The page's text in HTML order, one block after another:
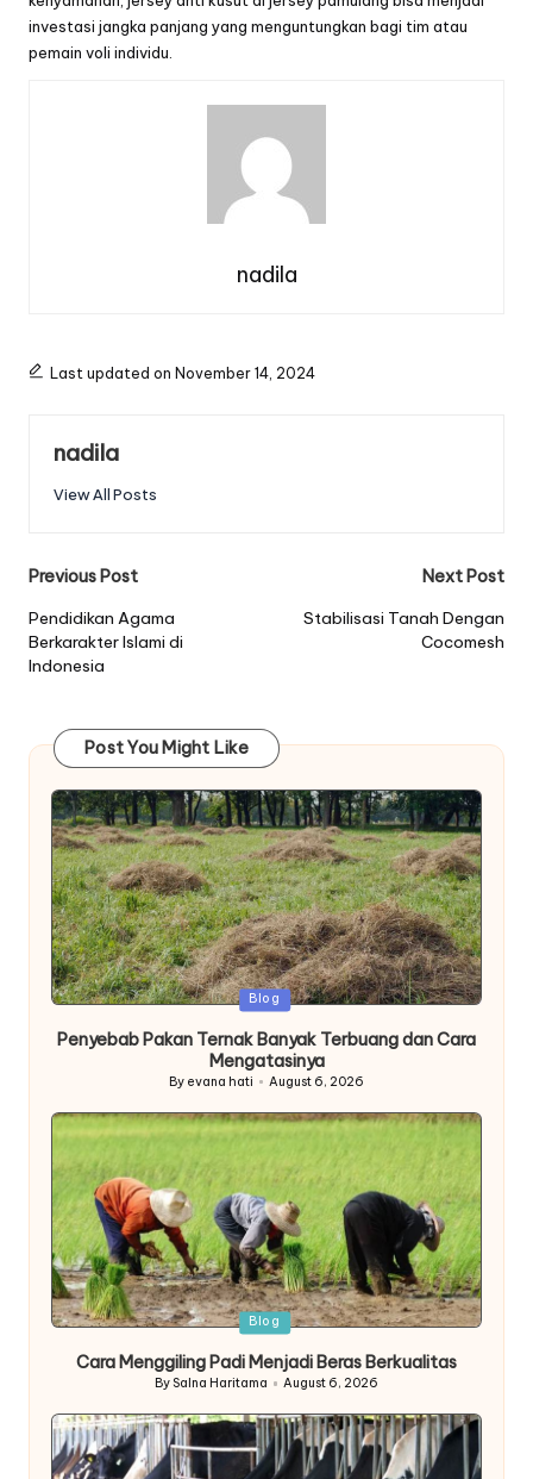
investasi jangka panjang yang menguntungkan bagi tim atau
pemain voli individu.
nadila
Last updated on November 14, 2024
nadila
View All Posts
Post
navigation
Previous Post
Pendidikan Agama
Berkarakter Islami di
Indonesia
Next Post
Stabilisasi Tanah Dengan
Cocomesh
Post You Might Like
Posted
Blog
Penyebab Pakan Ternak Banyak Terbuang dan Cara
Mengatasinya
Posted
By evana hati August 6, 2026
Posted
Blog
Cara Menggiling Padi Menjadi Beras Berkualitas
Posted
By Salna Haritama August 6, 2026